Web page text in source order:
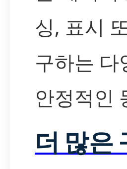
싱, 표시
구하는
안정적인
더 많은